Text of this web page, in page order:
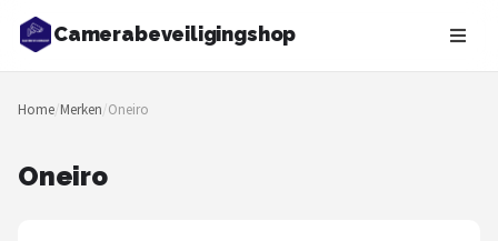
Camerabeveiligingshop
Zoeken
NAVIGATIE
Home/Merken/Oneiro
Oneiro